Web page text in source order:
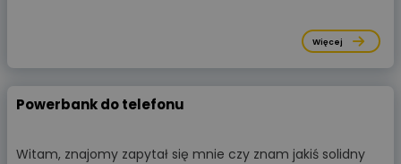
Więcej
Powerbank do telefonu
Witam, znajomy zapytał się mnie czy znam jakiś solidny